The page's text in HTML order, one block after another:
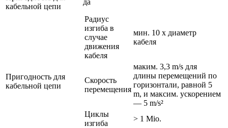
кабельной цепи
Пригодность для
кабельной цепи
Радиус
изгиба в
случае
движения
кабеля
мин. 10 x диаметр
кабеля
Скорость
перемещения
маким. 3,3 m/s для
длины перемещений по
горизонтали, равной 5
m, и максим. ускорением
— 5 m/s²
Циклы
изгиба
> 1 Mio.